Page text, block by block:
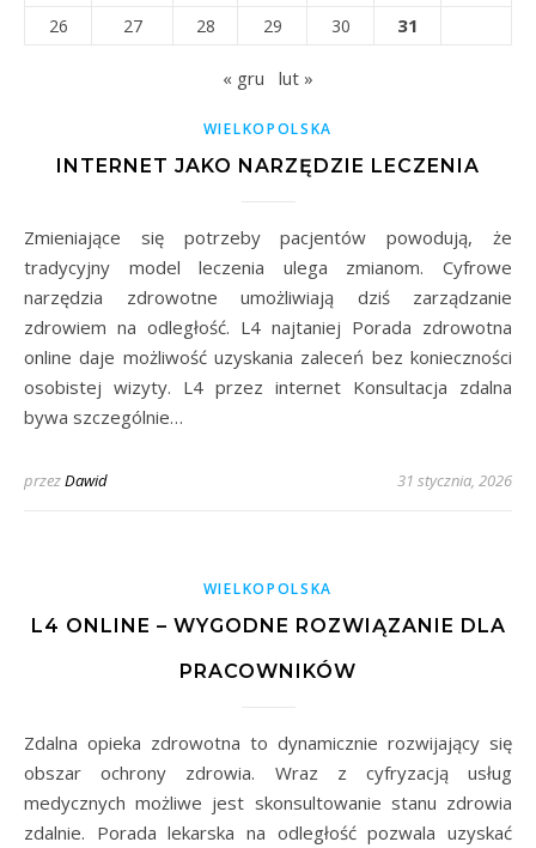
26 27 28 29 30 31
« gru lut »
WIELKOPOLSKA
INTERNET JAKO NARZĘDZIE LECZENIA
Zmieniające się potrzeby pacjentów powodują, że
tradycyjny model leczenia ulega zmianom. Cyfrowe
narzędzia zdrowotne umożliwiają dziś zarządzanie
zdrowiem na odległość. L4 najtaniej Porada zdrowotna
online daje możliwość uzyskania zaleceń bez konieczności
osobistej wizyty. L4 przez internet Konsultacja zdalna
bywa szczególnie…
przezDawid 31 stycznia, 2026
WIELKOPOLSKA
L4 ONLINE – WYGODNE ROZWIĄZANIE DLA
PRACOWNIKÓW
Zdalna opieka zdrowotna to dynamicznie rozwijający się
obszar ochrony zdrowia. Wraz z cyfryzacją usług
medycznych możliwe jest skonsultowanie stanu zdrowia
zdalnie. Porada lekarska na odległość pozwala uzyskać